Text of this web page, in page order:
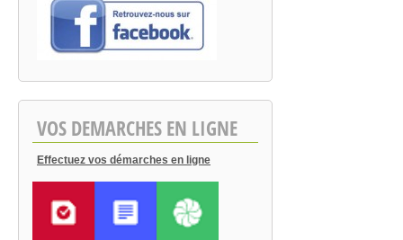
VOS DEMARCHES EN LIGNE
Effectuez vos démarches en ligne